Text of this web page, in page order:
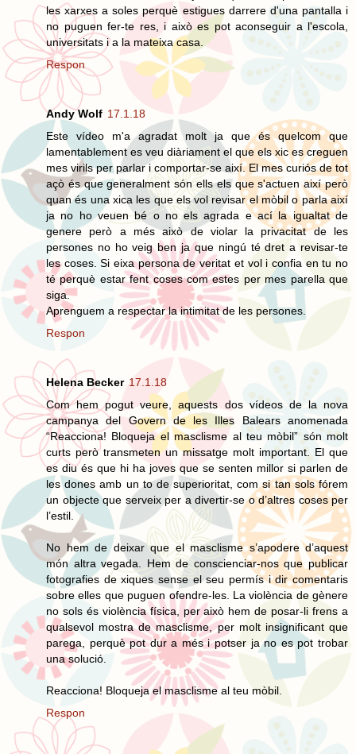
les xarxes a soles perquè estigues darrere d'una pantalla i
no puguen fer-te res, i això es pot aconseguir a l'escola,
universitats i a la mateixa casa.
Respon
Andy Wolf 17.1.18
Este vídeo m'a agradat molt ja que és quelcom que
lamentablement es veu diàriament el que els xic es creguen
mes virils per parlar i comportar-se així. El mes curiós de tot
açò és que generalment són ells els que s'actuen així però
quan és una xica les que els vol revisar el mòbil o parla així
ja no ho veuen bé o no els agrada e ací la igualtat de
genere però a més això de violar la privacitat de les
persones no ho veig ben ja que ningú té dret a revisar-te
les coses. Si eixa persona de veritat et vol i confia en tu no
té perquè estar fent coses com estes per mes parella que
siga.
Aprenguem a respectar la intimitat de les persones.
Respon
Helena Becker 17.1.18
Com hem pogut veure, aquests dos vídeos de la nova
campanya del Govern de les Illes Balears anomenada
“Reacciona! Bloqueja el masclisme al teu mòbil” són molt
curts però transmeten un missatge molt important. El que
es diu és que hi ha joves que se senten millor si parlen de
les dones amb un to de superioritat, com si tan sols fórem
un objecte que serveix per a divertir-se o d’altres coses per
l’estil.
No hem de deixar que el masclisme s’apodere d’aquest
món altra vegada. Hem de conscienciar-nos que publicar
fotografies de xiques sense el seu permís i dir comentaris
sobre elles que puguen ofendre-les. La violència de gènere
no sols és violència física, per això hem de posar-li frens a
qualsevol mostra de masclisme, per molt insignificant que
parega, perquè pot dur a més i potser ja no es pot trobar
una solució.
Reacciona! Bloqueja el masclisme al teu mòbil.
Respon